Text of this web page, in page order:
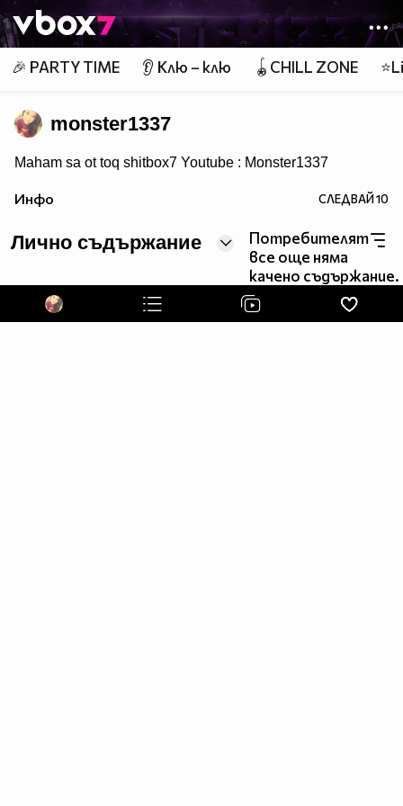
Member of
👾
🎉 PARTY TIME 👂 Клю – клю 🪀CHILL ZONE
monster1337
Maham sa ot toq shitbox7 Youtube : Monster1337
Инфо СЛЕДВАЙ10
Лично съдържание
Потребителят
все още няма
качено съдържание.